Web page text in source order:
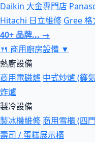
Daikin 大金專門店
Hitachi 日立維修 Gree
40+ 品牌... →
🍴 商用廚房設備 ▼
熱廚設備
商用電磁爐 中式炒爐 (鑊
炸爐
製冷設備
製冰機維修 商用雪櫃 (四
壽司 / 蛋糕展示櫃